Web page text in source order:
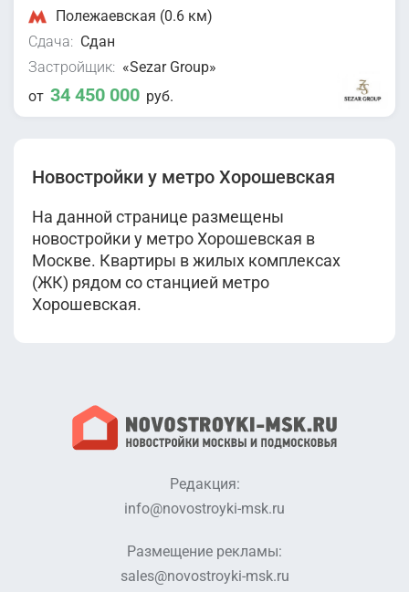
Полежаевская (0.6 км)
Сдача: Сдан
Застройщик: «Sezar Group»
от 34 450 000 руб.
Новостройки у метро Хорошевская
На данной странице размещены
новостройки у метро Хорошевская в
Москве. Квартиры в жилых комплексах
(ЖК) рядом со станцией метро
Хорошевская.
Редакция:
info@novostroyki-msk.ru
Размещение рекламы:
sales@novostroyki-msk.ru